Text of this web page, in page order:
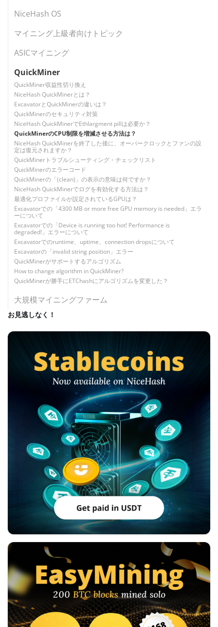
NiceHash OS
マイニング上級者向けトピック
ASICマイニング
QuickMiner
QuickMiner収益性切り換え
NiceHash QuickMinerとは？
ExcavatorとQuickMinerの違いは？
QuickMinerのセキュリティ対策
NiceHash QuickMinerでEthlargment pillは必要か？
QuickMinerのCPU制限を増減させる方法は？
NiceHash QuickMinerを終了した後に、オーバークロックとファンの設
定は復元されますか？
QuickMinerトラブルシューティング・チェックリスト
QuickMinerのエラーコード
QuickMinerの「(clean)」の表示の意味は何ですか？
NiceHash QuickMinerでログを有効化する方法は？
最適化プロファイルが設定されているGPUは？
Excavatorでの「4300 MB or more free GPU memory is needed」エラ
ーについて
Excavatorでの「Device is running too hot! Performance is
degraded!」エラーについて
Excavatorでのruntime、uptime、connection dropsについて
Excavatorの「invalid string position」エラー
QuickMinerがサポートするアルゴリズム
How to change algorithm in QuickMiner?
QuickMinerが勝手にETChashにアルゴリズムを変更した？
大規模マイニングファーム
お見逃しなく！